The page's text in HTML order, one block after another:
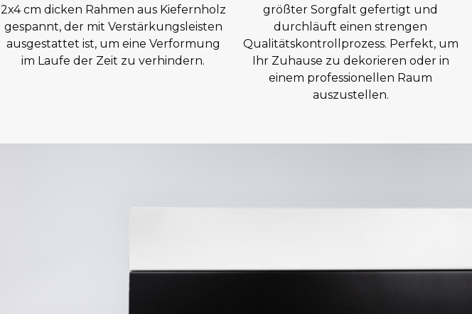
2x4 cm dicken Rahmen aus Kiefernholz
gespannt, der mit Verstärkungsleisten
ausgestattet ist, um eine Verformung
im Laufe der Zeit zu verhindern.
größter Sorgfalt gefertigt und
durchläuft einen strengen
Qualitätskontrollprozess. Perfekt, um
Ihr Zuhause zu dekorieren oder in
einem professionellen Raum
auszustellen.